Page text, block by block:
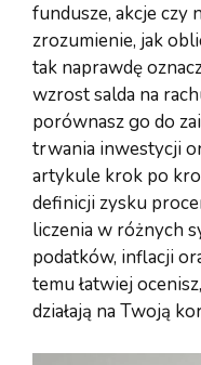
fundusze, akcje czy
zrozumienie, jak
tak naprawdę
wzrost salda na
porównasz go do
trwania inwestycji
artykule krok po
definicji zysku
liczenia w różnych
podatków, inflacji
temu łatwiej
działają na Twoją